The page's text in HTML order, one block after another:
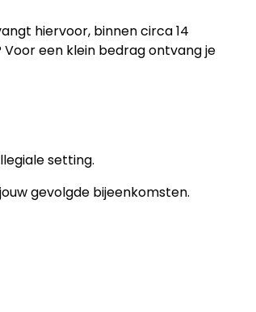
hiervoor, binnen circa 14
een klein bedrag ontvang je
setting.
gevolgde bijeenkomsten.